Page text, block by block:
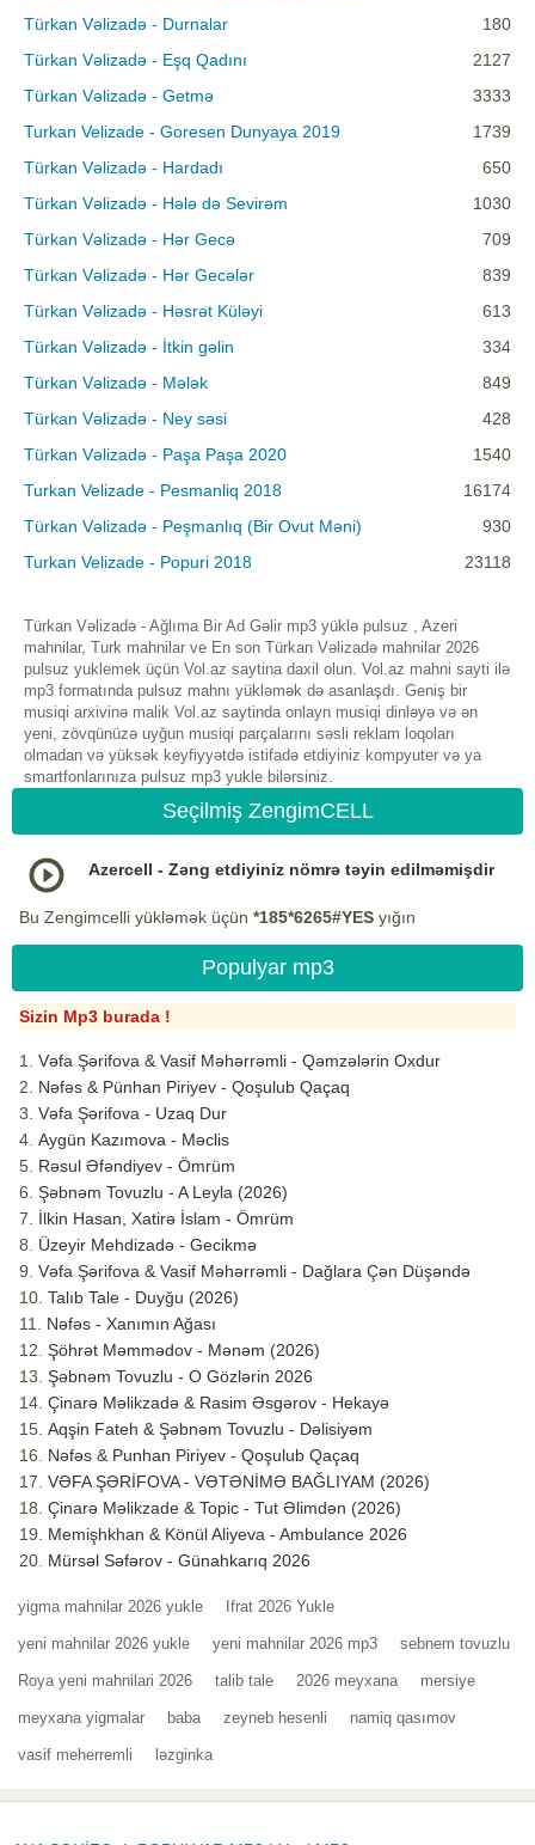
Türkan Vəlizadə - Durnalar
180
Türkan Vəlizadə - Eşq Qadını
2127
Türkan Vəlizadə - Getmə
3333
Turkan Velizade - Goresen Dunyaya 2019
1739
Türkan Vəlizadə - Hardadı
650
Türkan Vəlizadə - Hələ də Sevirəm
1030
Türkan Vəlizadə - Hər Gecə
709
Türkan Vəlizadə - Hər Gecələr
839
Türkan Vəlizadə - Həsrət Küləyi
613
Türkan Vəlizadə - İtkin gəlin
334
Türkan Vəlizadə - Mələk
849
Türkan Vəlizadə - Ney səsi
428
Türkan Vəlizadə - Paşa Paşa 2020
1540
Turkan Velizade - Pesmanliq 2018
16174
Türkan Vəlizadə - Peşmanlıq (Bir Ovut Məni)
930
Turkan Velizade - Popuri 2018
23118
Türkan Vəlizadə - Ağlıma Bir Ad Gəlir mp3 yüklə pulsuz , Azeri
mahnilar, Turk mahnilar ve En son Türkan Vəlizadə mahnilar 2026
pulsuz yuklemek üçün Vol.az saytina daxil olun. Vol.az mahni sayti ilə
mp3 formatında pulsuz mahnı yükləmək də asanlaşdı. Geniş bir
musiqi arxivinə malik Vol.az saytinda onlayn musiqi dinləyə və ən
yeni, zövqünüzə uyğun musiqi parçalarını səsli reklam loqoları
olmadan və yüksək keyfiyyətdə istifadə etdiyiniz kompyuter və ya
smartfonlarınıza pulsuz mp3 yukle bilərsiniz.
Seçilmiş ZengimCELL
Azercell - Zəng etdiyiniz nömrə təyin edilməmişdir
Bu Zengimcelli yükləmək üçün *185*6265#YES yığın
Populyar mp3
Sizin Mp3 burada !
Vəfa Şərifova & Vasif Məhərrəmli - Qəmzələrin Oxdur
Nəfəs & Pünhan Piriyev - Qoşulub Qaçaq
Vəfa Şərifova - Uzaq Dur
Aygün Kazımova - Məclis
Rəsul Əfəndiyev - Ömrüm
Şəbnəm Tovuzlu - A Leyla (2026)
İlkin Hasan, Xatirə İslam - Ömrüm
Üzeyir Mehdizadə - Gecikmə
Vəfa Şərifova & Vasif Məhərrəmli - Dağlara Çən Düşəndə
Talıb Tale - Duyğu (2026)
Nəfəs - Xanımın Ağası
Şöhrət Məmmədov - Mənəm (2026)
Şəbnəm Tovuzlu - O Gözlərin 2026
Çinarə Məlikzadə & Rasim Əsgərov - Hekayə
Aqşin Fateh & Şəbnəm Tovuzlu - Dəlisiyəm
Nəfəs & Punhan Piriyev - Qoşulub Qaçaq
VƏFA ŞƏRİFOVA - VƏTƏNİMƏ BAĞLIYAM (2026)
Çinarə Məlikzade & Topic - Tut Əlimdən (2026)
Memişhkhan & Könül Aliyeva - Ambulance 2026
Mürsəl Səfərov - Günahkarıq 2026
yigma mahnilar 2026 yukle Ifrat 2026 Yukle
yeni mahnilar 2026 yukle yeni mahnilar 2026 mp3 sebnem tovuzlu
Roya yeni mahnilari 2026 talib tale 2026 meyxana mersiye
meyxana yigmalar baba zeyneb hesenli namiq qasımov
vasif meherremli ləzginka